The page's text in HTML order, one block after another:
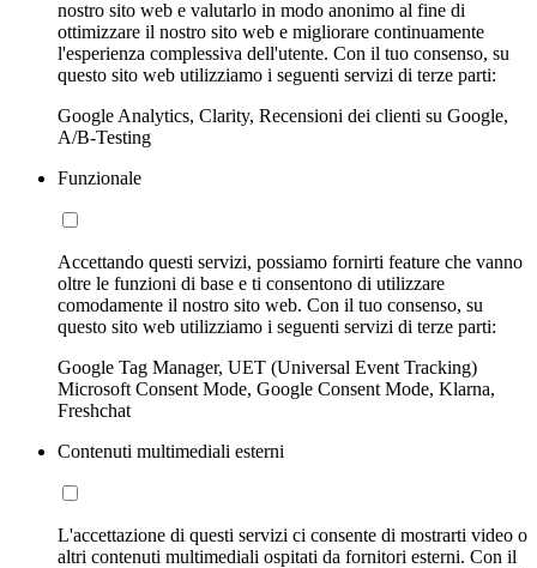
nostro sito web e valutarlo in modo anonimo al fine di
ottimizzare il nostro sito web e migliorare continuamente
l'esperienza complessiva dell'utente. Con il tuo consenso, su
questo sito web utilizziamo i seguenti servizi di terze parti:
Google Analytics, Clarity, Recensioni dei clienti su Google,
A/B-Testing
Funzionale
Accettando questi servizi, possiamo fornirti feature che vanno
oltre le funzioni di base e ti consentono di utilizzare
comodamente il nostro sito web. Con il tuo consenso, su
questo sito web utilizziamo i seguenti servizi di terze parti:
Google Tag Manager, UET (Universal Event Tracking)
Microsoft Consent Mode, Google Consent Mode, Klarna,
Freshchat
Contenuti multimediali esterni
L'accettazione di questi servizi ci consente di mostrarti video o
altri contenuti multimediali ospitati da fornitori esterni. Con il